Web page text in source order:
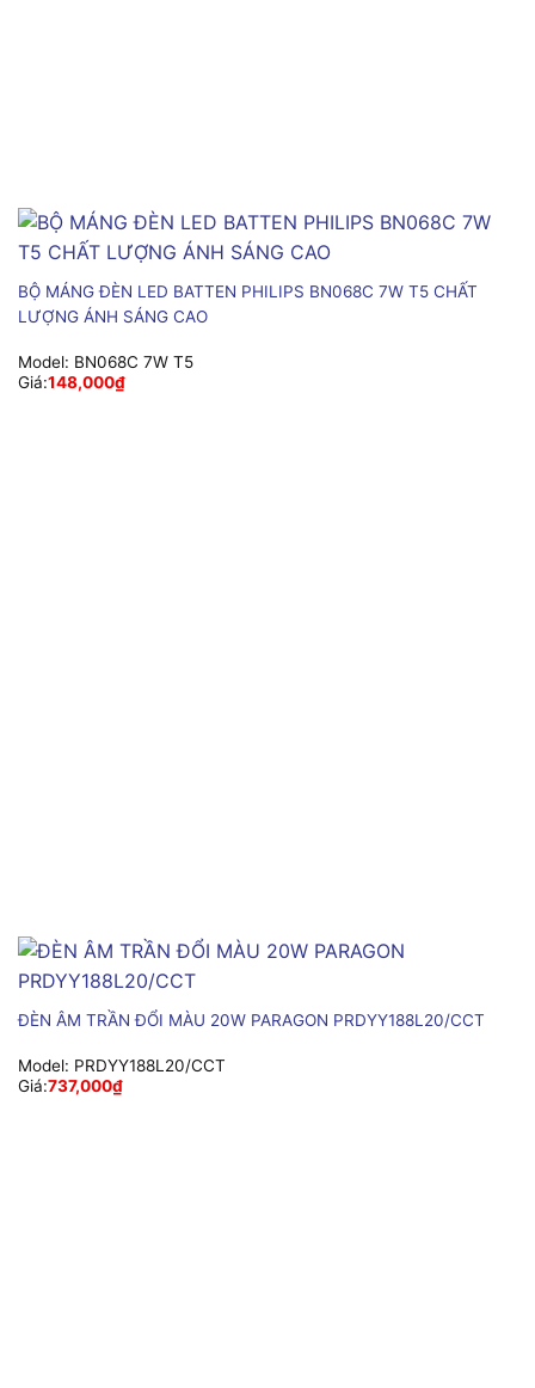
BỘ MÁNG ĐÈN LED BATTEN PHILIPS BN068C 7W T5 CHẤT
LƯỢNG ÁNH SÁNG CAO
Model: BN068C 7W T5
Giá:148,000₫
ĐÈN ÂM TRẦN ĐỔI MÀU 20W PARAGON PRDYY188L20/CCT
Model: PRDYY188L20/CCT
Giá:737,000₫